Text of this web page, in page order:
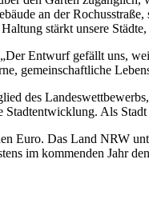
an der
stärkt unsere
Entwurf gefällt uns,
gemeinschaftliche
des
Als
Euro. Das Land NRW
im kommenden Jahr